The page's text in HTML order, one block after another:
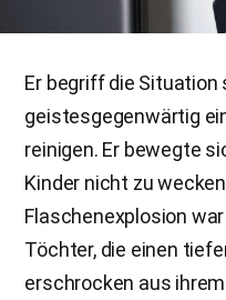
Er begriff die Situation
geistesgegenwärtig
reinigen. Er bewegte
Kinder nicht zu
Flaschenexplosion
Töchter, die einen
erschrocken aus